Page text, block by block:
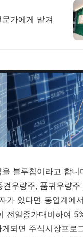
가에게 맡겨
블루칩이라고 합니
우량주, 품귀우량주
가 있다면 동업계에
전일종가대비하여
되면 주식시장프로